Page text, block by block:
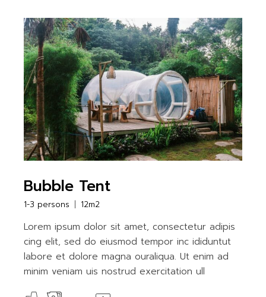
Bubble Tent
1-3 persons 12m2
Lorem ipsum dolor sit amet, consectetur adipis
cing elit, sed do eiusmod tempor inc ididuntut
labore et dolore magna ouraliqua. Ut enim ad
minim veniam uis nostrud exercitation ull